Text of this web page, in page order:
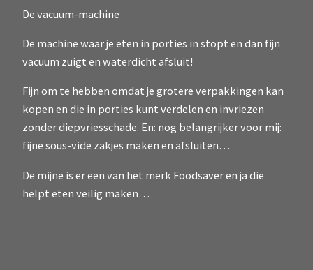
De vacuum-machine
De machine waar je eten in porties in stopt en dan fijn
vacuum zuigt en waterdicht afsluit!
Fijn om te hebben omdat je grotere verpakkingen kan
kopen en die in porties kunt verdelen en invriezen
zonder diepvriesschade. En: nog belangrijker voor mij:
fijne sous-vide zakjes maken en afsluiten…
De mijne is er een van het merk Foodsaver en ja die
helpt eten veilig maken…